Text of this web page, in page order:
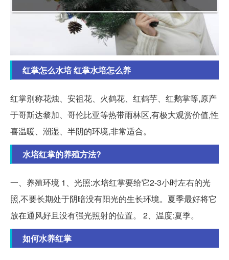
红掌怎么水培 红掌水培怎么养
红掌别称花烛、安祖花、火鹤花、红鹤芋、红鹅掌等,原产
于哥斯达黎加、哥伦比亚等热带雨林区,有极大观赏价值,性
喜温暖、潮湿、半阴的环境,非常适合。
水培红掌的养殖方法?
一、养殖环境 1、光照:水培红掌要给它2-3小时左右的光
照,不要长期处于阴暗没有阳光的生长环境。夏季最好将它
放在通风好且没有强光照射的位置。 2、温度:夏季。
如何水养红掌